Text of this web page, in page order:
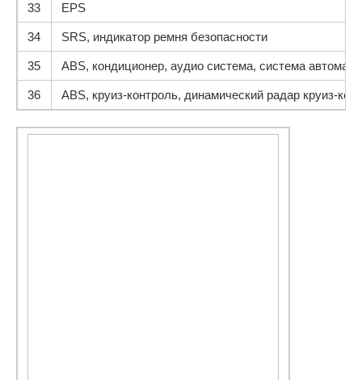
33 EPS
34 SRS, индикатор ремня безопасности
35 ABS, кондиционер, аудио система, система
36 ABS, круиз-контроль, динамический радар круиз-